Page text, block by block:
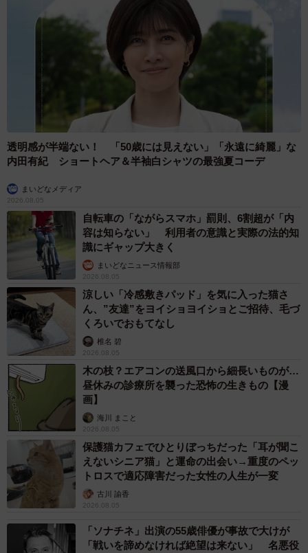
透明感が半端ない！ 「50歳には見えない」「永遠に綺麗」な
内田有紀 ショートヘア＆半袖白シャツの最強夏コーデ
まいどなメディア
2026.08.05
自転車の「ながらスマホ」罰則、6割超が「内
容は知らない」 利用者の意識と実際の法的知
識にギャップ大きく
まいどなニュース情報部
2026.08.05
涼しい「冷感敷きパッド」を気に入った猫さ
ん、”友達”をヨイショヨイショとご招待、毛づ
くろいでおもてなし
椎名 碧
2026.08.05
木の枝？エアコンの送風口から細長いものが…
昼休みの診療所を襲った恐怖の生きもの【漫
画】
海川 まこと
2026.08.05
保護猫カフェでひとりぼっちだった「耳が聞こ
えないシニア猫」と運命の出会い→重度のペッ
トロスで適応障害だった女性の人生が一変
古川 諭香
2026.08.05
「ソナチネ」出演の55歳俳優が事故で大けが
「戦いを諦めなければ絶望は来ない」 名悪役